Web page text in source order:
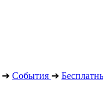
➔ События ➔